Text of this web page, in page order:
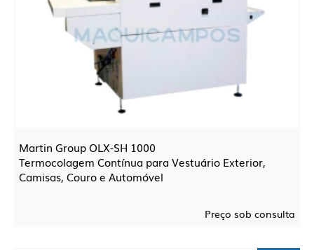
Martin Group OLX-SH 1000
Termocolagem Contínua para Vestuário Exterior,
Camisas, Couro e Automóvel
Preço sob consulta